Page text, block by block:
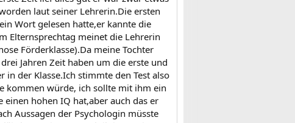
laut seiner Lehrerin.Die ersten
Wort gelesen hatte,er kannte die
Elternsprechtag meinet die Lehrerin
Förderklasse).Da meine Tochter
Jahren Zeit haben um die erste und
in der Klasse.Ich stimmte den Test also
kommen würde, ich sollte mit ihm ein
einen hohen IQ hat,aber auch das er
Aussagen der Psychologin müsste